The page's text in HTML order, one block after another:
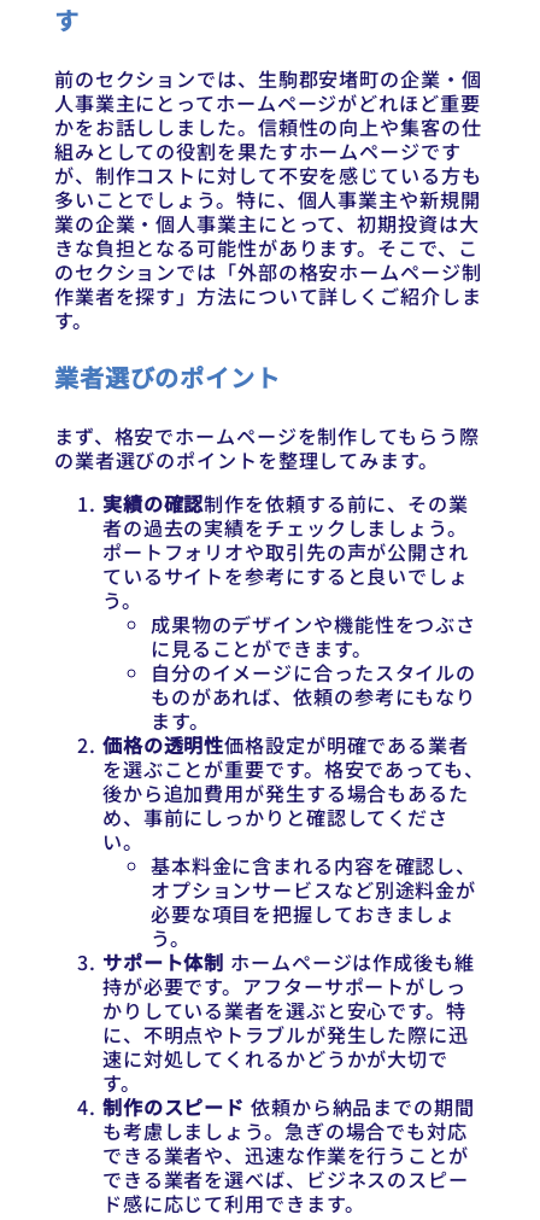
す
前のセクションでは、生駒郡安堵町の企業・個
人事業主にとってホームページがどれほど重要
かをお話ししました。信頼性の向上や集客の仕
組みとしての役割を果たすホームページです
が、制作コストに対して不安を感じている方も
多いことでしょう。特に、個人事業主や新規開
業の企業・個人事業主にとって、初期投資は大
きな負担となる可能性があります。そこで、こ
のセクションでは「外部の格安ホームページ制
作業者を探す」方法について詳しくご紹介しま
す。
業者選びのポイント
まず、格安でホームページを制作してもらう際
の業者選びのポイントを整理してみます。
実績の確認制作を依頼する前に、その業
者の過去の実績をチェックしましょう。
ポートフォリオや取引先の声が公開され
ているサイトを参考にすると良いでしょ
う。
成果物のデザインや機能性をつぶさ
に見ることができます。
自分のイメージに合ったスタイルの
ものがあれば、依頼の参考にもなり
ます。
価格の透明性価格設定が明確である業者
を選ぶことが重要です。格安であっても、
後から追加費用が発生する場合もあるた
め、事前にしっかりと確認してくださ
い。
基本料金に含まれる内容を確認し、
オプションサービスなど別途料金が
必要な項目を把握しておきましょ
う。
サポート体制 ホームページは作成後も維
持が必要です。アフターサポートがしっ
かりしている業者を選ぶと安心です。特
に、不明点やトラブルが発生した際に迅
速に対処してくれるかどうかが大切で
す。
制作のスピード 依頼から納品までの期間
も考慮しましょう。急ぎの場合でも対応
できる業者や、迅速な作業を行うことが
できる業者を選べば、ビジネスのスピー
ド感に応じて利用できます。